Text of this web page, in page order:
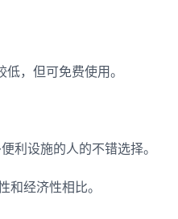
，但可免费使用。
利设施的人的不错选择。
经济性相比。